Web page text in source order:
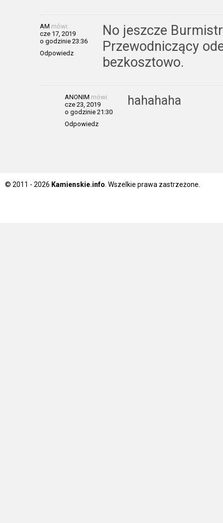
AM mówi:
cze 17, 2019
o godzinie 23:36
Odpowiedz
No jeszcze
Przewodniczący
bezkosztowo.
ANONIM mówi:
cze 23, 2019
o godzinie 21:30
Odpowiedz
hahahaha
© 2011 - 2026 Kamienskie.info . Wszelkie prawa zastrzeżone.